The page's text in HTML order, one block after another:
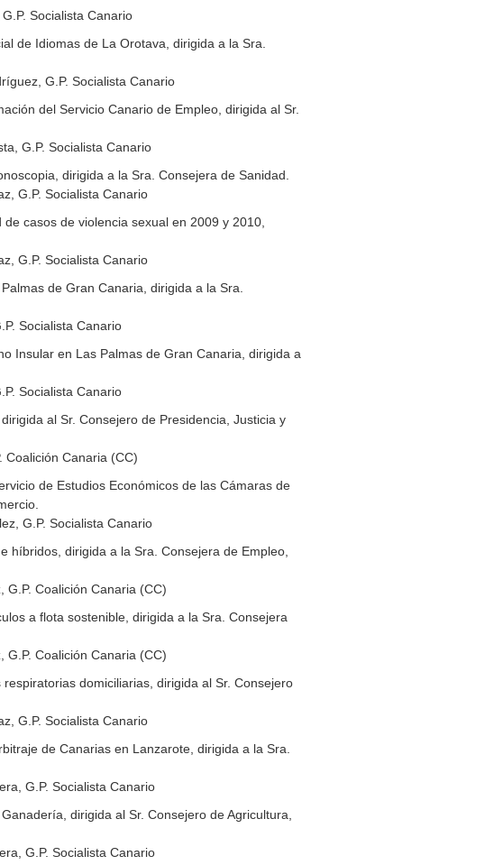
Socialista Canario
de Idiomas de La Orotava, dirigida a la Sra.
G.P. Socialista Canario
del Servicio Canario de Empleo, dirigida al Sr.
G.P. Socialista Canario
dirigida a la Sra. Consejera de Sanidad.
G.P. Socialista Canario
casos de violencia sexual en 2009 y 2010,
G.P. Socialista Canario
de Gran Canaria, dirigida a la Sra.
Socialista Canario
Insular en Las Palmas de Gran Canaria, dirigida a
Socialista Canario
al Sr. Consejero de Presidencia, Justicia y
Coalición Canaria (CC)
de Estudios Económicos de las Cámaras de
G.P. Socialista Canario
híbridos, dirigida a la Sra. Consejera de Empleo,
G.P. Coalición Canaria (CC)
a flota sostenible, dirigida a la Sra. Consejera
G.P. Coalición Canaria (CC)
domiciliarias, dirigida al Sr. Consejero
G.P. Socialista Canario
de Canarias en Lanzarote, dirigida a la Sra.
G.P. Socialista Canario
dirigida al Sr. Consejero de Agricultura,
G.P. Socialista Canario